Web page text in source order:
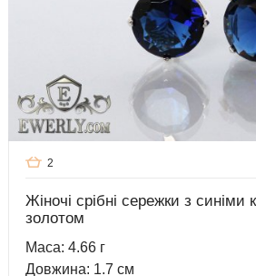
2
Жіночі срібні сережки з синіми
золотом
Маса: 4.66 г
Довжина: 1.7 см